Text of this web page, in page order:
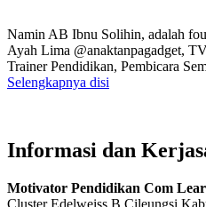
Namin AB Ibnu Solihin, adalah
Ayah Lima @anaktanpagadget,
Trainer Pendidikan, Pembicara
Selengkapnya disi
Informasi dan
Motivator Pendidikan Com
Cluster Edelweiss B Cileungsi